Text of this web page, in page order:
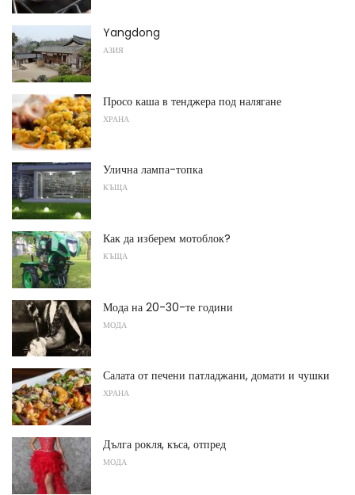
Yangdong
АЗИЯ
Просо каша в тенджера под налягане
ХРАНА
Улична лампа-топка
КЪЩА
Как да изберем мотоблок?
КЪЩА
Мода на 20-30-те години
МОДА
Салата от печени патладжани, домати и чушки
ХРАНА
Дълга рокля, къса, отпред
МОДА